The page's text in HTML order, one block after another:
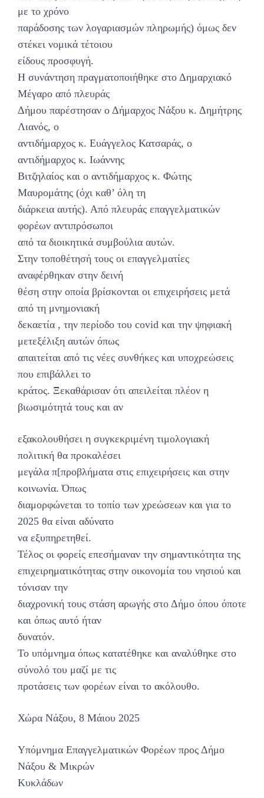
με το χρόνο
παράδοσης των λογαριασμών πληρωμής) όμως δεν
στέκει νομικά τέτοιου
είδους προσφυγή.
Η συνάντηση πραγματοποιήθηκε στο Δημαρχιακό
Μέγαρο από πλευράς
Δήμου παρέστησαν ο Δήμαρχος Νάξου κ. Δημήτρης
Λιανός, ο
αντιδήμαρχος κ. Ευάγγελος Κατσαράς, ο
αντιδήμαρχος κ. Ιωάννης
Βιτζηλαίος και ο αντιδήμαρχος κ. Φώτης
Μαυρομάτης (όχι καθ’ όλη τη
διάρκεια αυτής). Από πλευράς επαγγελματικών
φορέων αντιπρόσωποι
από τα διοικητικά συμβούλια αυτών.
Στην τοποθέτησή τους οι επαγγελματίες
αναφέρθηκαν στην δεινή
θέση στην οποία βρίσκονται οι επιχειρήσεις μετά
από τη μνημονιακή
δεκαετία , την περίοδο του covid και την ψηφιακή
μετεξέλιξη αυτών όπως
απαιτείται από τις νέες συνθήκες και υποχρεώσεις
που επιβάλλει το
κράτος. Ξεκαθάρισαν ότι απειλείται πλέον η
βιωσιμότητά τους και αν
εξακολουθήσει η συγκεκριμένη τιμολογιακή
πολιτική θα προκαλέσει
μεγάλα π[προβλήματα στις επιχειρήσεις και στην
κοινωνία. Όπως
διαμορφώνεται το τοπίο των χρεώσεων και για το
2025 θα είναι αδύνατο
να εξυπηρετηθεί.
Τέλος οι φορείς επεσήμαναν την σημαντικότητα της
επιχειρηματικότητας στην οικονομία του νησιού και
τόνισαν την
διαχρονική τους στάση αρωγής στο Δήμο όπου όποτε
και όπως αυτό ήταν
δυνατόν.
Το υπόμνημα όπως κατατέθηκε και αναλύθηκε στο
σύνολό του μαζί με τις
προτάσεις των φορέων είναι το ακόλουθο.
Χώρα Νάξου, 8 Μάιου 2025
Υπόμνημα Επαγγελματικών Φορέων προς Δήμο
Νάξου & Μικρών
Κυκλάδων